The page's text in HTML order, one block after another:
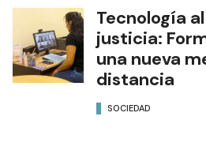
Tecnología
justicia:
una nueva
distancia
SOCIEDAD